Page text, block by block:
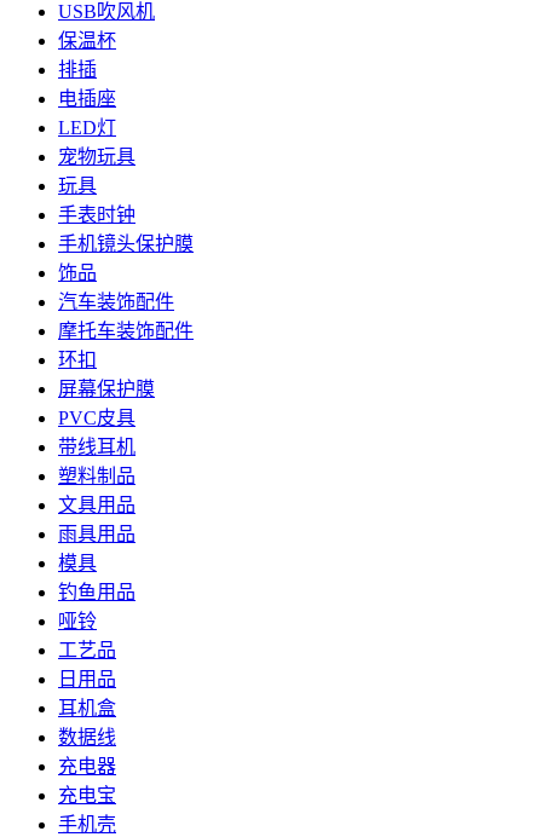
USB吹风机
保温杯
排插
电插座
LED灯
宠物玩具
玩具
手表时钟
手机镜头保护膜
饰品
汽车装饰配件
摩托车装饰配件
环扣
屏幕保护膜
PVC皮具
带线耳机
塑料制品
文具用品
雨具用品
模具
钓鱼用品
哑铃
工艺品
日用品
耳机盒
数据线
充电器
充电宝
手机壳